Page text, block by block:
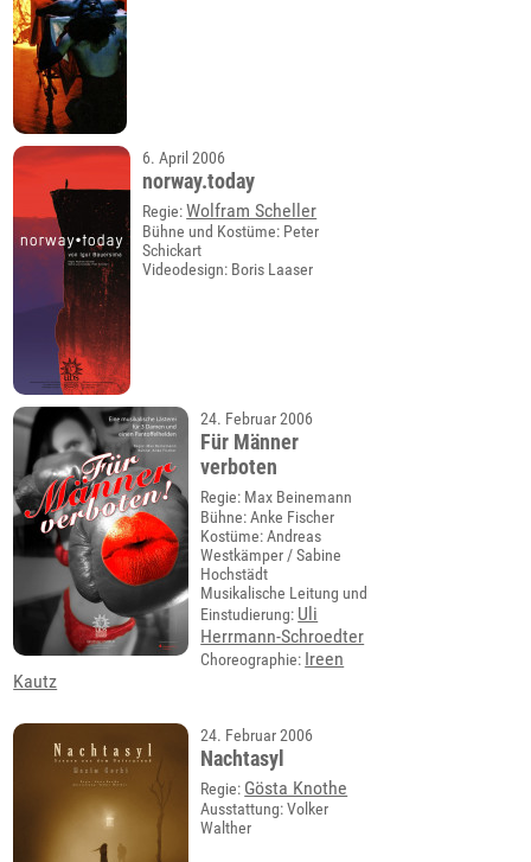
6. April 2006
norway.today
Regie:Wolfram Scheller
Bühne und Kostüme: Peter
Schickart
Videodesign: Boris Laaser
24. Februar 2006
Für Männer
verboten
Regie: Max Beinemann
Bühne: Anke Fischer
Kostüme: Andreas
Westkämper / Sabine
Hochstädt
Musikalische Leitung und
Einstudierung: Uli
Herrmann-Schroedter
Choreographie: Ireen
Kautz
24. Februar 2006
Nachtasyl
Regie: Gösta Knothe
Ausstattung: Volker
Walther